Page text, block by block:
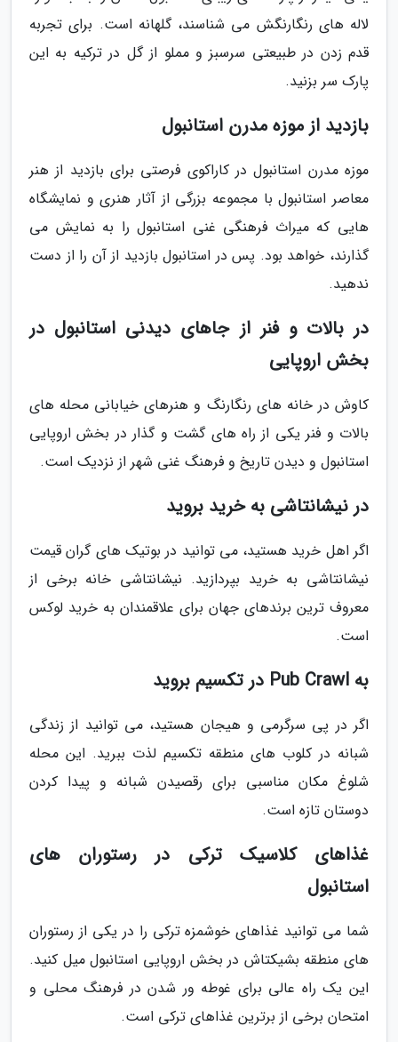
لاله های رنگارنگش می شناسند، گلهانه است. برای تجربه
قدم زدن در طبیعتی سرسبز و مملو از گل در ترکیه به این
پارک سر بزنید.
بازدید از موزه مدرن استانبول
موزه مدرن استانبول در کاراکوی فرصتی برای بازدید از هنر
معاصر استانبول با مجموعه بزرگی از آثار هنری و نمایشگاه
هایی که میراث فرهنگی غنی استانبول را به نمایش می
گذارند، خواهد بود. پس در استانبول بازدید از آن را از دست
ندهید.
در بالات و فنر از جاهای دیدنی استانبول در
بخش اروپایی
کاوش در خانه های رنگارنگ و هنرهای خیابانی محله های
بالات و فنر یکی از راه های گشت و گذار در بخش اروپایی
استانبول و دیدن تاریخ و فرهنگ غنی شهر از نزدیک است.
در نیشانتاشی به خرید بروید
اگر اهل خرید هستید، می توانید در بوتیک های گران قیمت
نیشانتاشی به خرید بپردازید. نیشانتاشی خانه برخی از
معروف ترین برندهای جهان برای علاقمندان به خرید لوکس
است.
به Pub Crawl در تکسیم بروید
اگر در پی سرگرمی و هیجان هستید، می توانید از زندگی
شبانه در کلوب های منطقه تکسیم لذت ببرید. این محله
شلوغ مکان مناسبی برای رقصیدن شبانه و پیدا کردن
دوستان تازه است.
غذاهای کلاسیک ترکی در رستوران های
استانبول
شما می توانید غذاهای خوشمزه ترکی را در یکی از رستوران
های منطقه بشیکتاش در بخش اروپایی استانبول میل کنید.
این یک راه عالی برای غوطه ور شدن در فرهنگ محلی و
امتحان برخی از برترین غذاهای ترکی است.